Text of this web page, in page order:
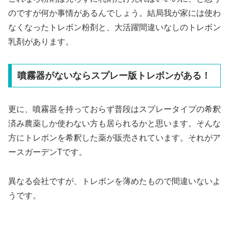
のですが何か事情があるんでしょう。結局我が家には使わ
なくなったトレボン粉剤と、大活躍間違いなしのトレボン
乳剤があります。
噴霧器がないならスプレー版トレボンがある！
更に、噴霧器を持っておらず普段はスプレータイプの希釈
済み農薬しか使わない方も居られるかと思います。そんな
方にトレボンを希釈した薬が販売されています。それがア
ースガーデンTです。
異なる会社ですが、トレボンを薄めたもので間違いないよ
うです。